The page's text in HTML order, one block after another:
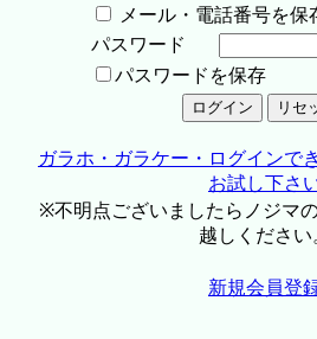
メール・電話番号を保
パスワード
パスワードを保存
ガラホ・ガラケー・ログインで
お試し下さ
※不明点ございましたらノジマ
越しください
新規会員登